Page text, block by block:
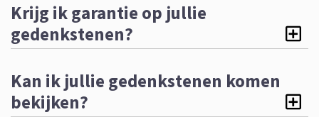
Krijg ik garantie op jullie
gedenkstenen?
Kan ik jullie gedenkstenen komen
bekijken?